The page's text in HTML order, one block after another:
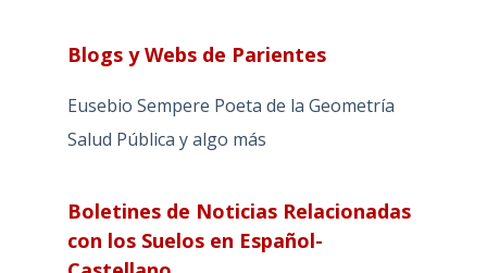
Blogs y Webs de Parientes
Eusebio Sempere Poeta de la Geometría
Salud Pública y algo más
Boletines de Noticias Relacionadas
con los Suelos en Español-